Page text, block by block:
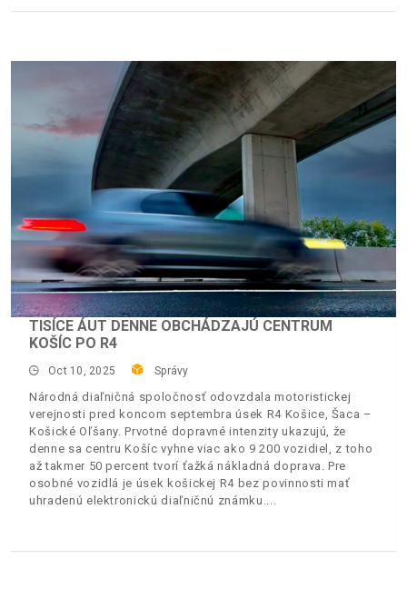
TISÍCE ÁUT DENNE OBCHÁDZAJÚ CENTRUM
KOŠÍC PO R4
Oct 10, 2025 Správy
Národná diaľničná spoločnosť odovzdala motoristickej
verejnosti pred koncom septembra úsek R4 Košice, Šaca –
Košické Oľšany. Prvotné dopravné intenzity ukazujú, že
denne sa centru Košíc vyhne viac ako 9 200 vozidiel, z toho
až takmer 50 percent tvorí ťažká nákladná doprava. Pre
osobné vozidlá je úsek košickej R4 bez povinnosti mať
uhradenú elektronickú diaľničnú známku.